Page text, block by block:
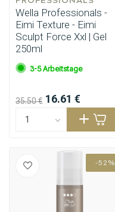
Wella Professionals -
Eimi Texture - Eimi
Sculpt Force Xxl | Gel
250ml
3-5 Arbeitstage
35.50 € 16.61 €
-52%